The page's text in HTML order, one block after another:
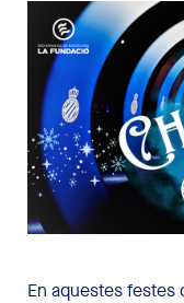
En aquestes festes